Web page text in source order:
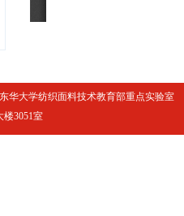
东华大学纺织面料技术教育部重点实验
楼3051室